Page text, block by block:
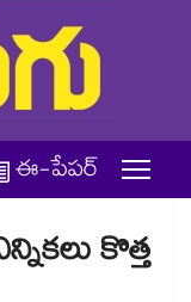
ఈ-పేపర్
కొత్త